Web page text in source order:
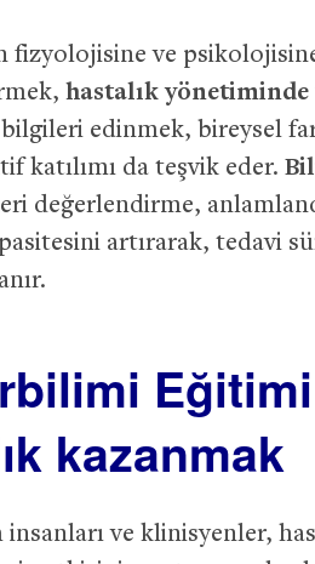
fizyolojisine ve
hastalık yönetiminde
edinmek, bireysel
katılımı da teşvik eder.
değerlendirme,
artırarak, tedavi
kazanmak
ve klinisyenler,